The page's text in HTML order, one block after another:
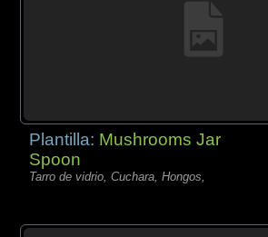
Plantilla: Mushrooms Jar
Spoon
Tarro de vidrio, Cuchara, Hongos,